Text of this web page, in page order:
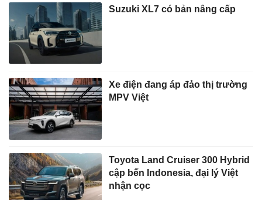
Suzuki XL7 có bản nâng cấp
Xe điện đang áp đảo thị trường
MPV Việt
Toyota Land Cruiser 300 Hybrid
cập bến Indonesia, đại lý Việt
nhận cọc